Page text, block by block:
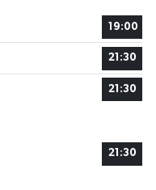
19:00
21:30
21:30
21:30